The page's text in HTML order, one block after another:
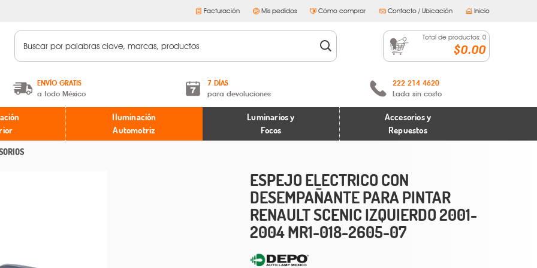
Facturación Mis pedidos Cómo comprar Contacto / Ubicación Inicio
Total de productos: 0
$0.00
ENVÍO GRATIS
a todo México
A partir de $599 MXN.
* Aplican restricciones
7 DÍAS
para devoluciones
Términos y condiciones
Políticas de devoluciones
222 214 4620
Lada sin costo
Iluminación
Automotriz
Luminarios y
Focos
Accesorios y
Repuestos
ESPEJO ELECTRICO CON
DESEMPAÑANTE PARA PINTAR
RENAULT SCENIC IZQUIERDO 2001-
2004 MR1-018-2605-07